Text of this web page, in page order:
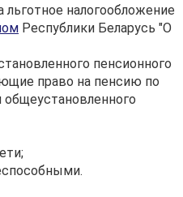
налогообложение
Республики Беларусь "О
пенсионного
право на пенсию по